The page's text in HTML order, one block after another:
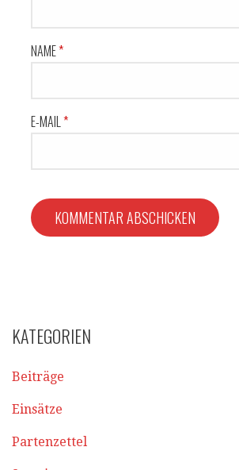
NAME*
E-MAIL *
KATEGORIEN
Beiträge
Einsätze
Partenzettel